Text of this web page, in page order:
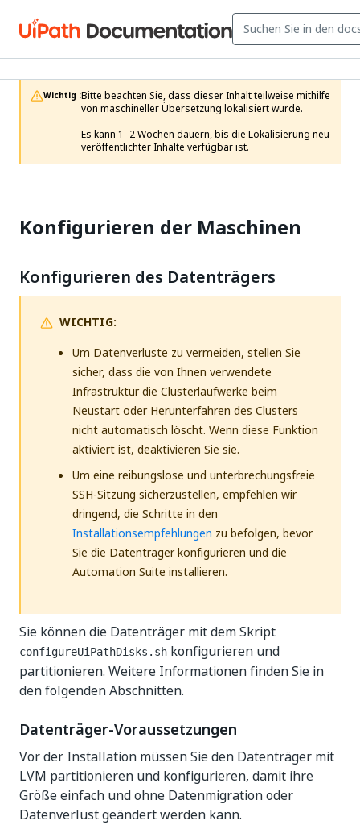
Wichtig :Bitte beachten Sie, dass dieser Inhalt teilweise mithilfe
von maschineller Übersetzung lokalisiert wurde.
Es kann 1–2 Wochen dauern, bis die Lokalisierung neu
veröffentlichter Inhalte verfügbar ist.
Konfigurieren der Maschinen
Konfigurieren des Datenträgers
WICHTIG:
Um Datenverluste zu vermeiden, stellen Sie
sicher, dass die von Ihnen verwendete
Infrastruktur die Clusterlaufwerke beim
Neustart oder Herunterfahren des Clusters
nicht automatisch löscht. Wenn diese Funktion
aktiviert ist, deaktivieren Sie sie.
Um eine reibungslose und unterbrechungsfreie
SSH-Sitzung sicherzustellen, empfehlen wir
dringend, die Schritte in den
Installationsempfehlungen zu befolgen, bevor
Sie die Datenträger konfigurieren und die
Automation Suite installieren.
Sie können die Datenträger mit dem Skript
configureUiPathDisks.sh konfigurieren und
partitionieren. Weitere Informationen finden Sie in
den folgenden Abschnitten.
Datenträger-Voraussetzungen
Vor der Installation müssen Sie den Datenträger mit
LVM partitionieren und konfigurieren, damit ihre
Größe einfach und ohne Datenmigration oder
Datenverlust geändert werden kann.